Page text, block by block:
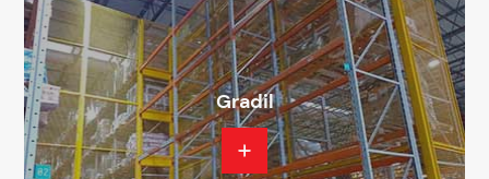
Gradil